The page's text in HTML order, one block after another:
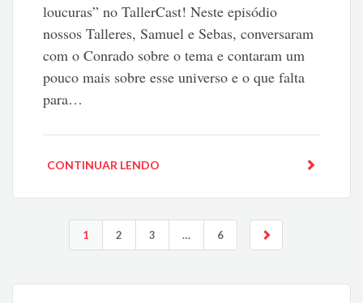
loucuras” no TallerCast! Neste episódio
nossos Talleres, Samuel e Sebas, conversaram
com o Conrado sobre o tema e contaram um
pouco mais sobre esse universo e o que falta
para…
CONTINUAR LENDO
1 2 3 … 6